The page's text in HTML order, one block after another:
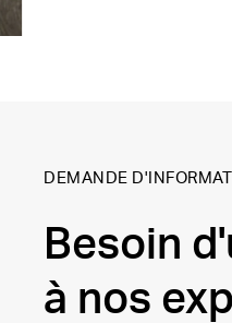
DEMANDE
Besoin
à nos